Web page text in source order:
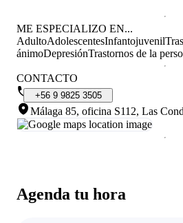
Agenda tu hora
ME ESPECIALIZO EN...
AdultoAdolescentesInfantojuvenil
ánimoDepresiónTrastornos de la
CONTACTO
+56 9 9825 3505
Málaga 85, oficina S112, Las